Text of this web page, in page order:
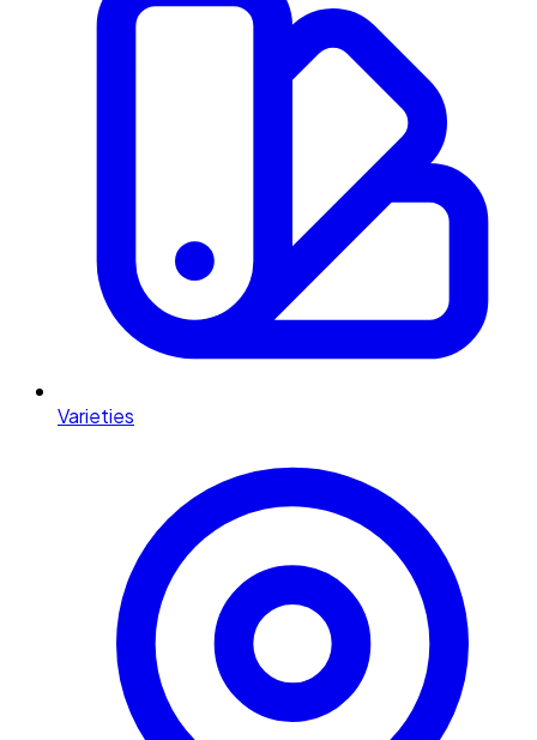
Varieties